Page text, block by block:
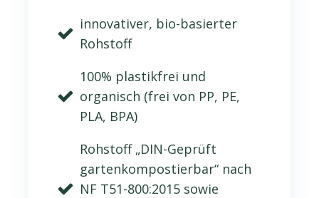
innovativer, bio-basierter
Rohstoff
100% plastikfrei und
organisch (frei von PP, PE,
PLA, BPA)
Rohstoff „DIN-Geprüft
gartenkompostierbar“ nach
NF T51-800:2015 sowie